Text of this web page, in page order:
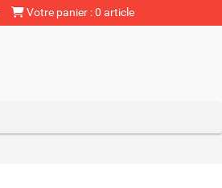
Votre panier : 0 article